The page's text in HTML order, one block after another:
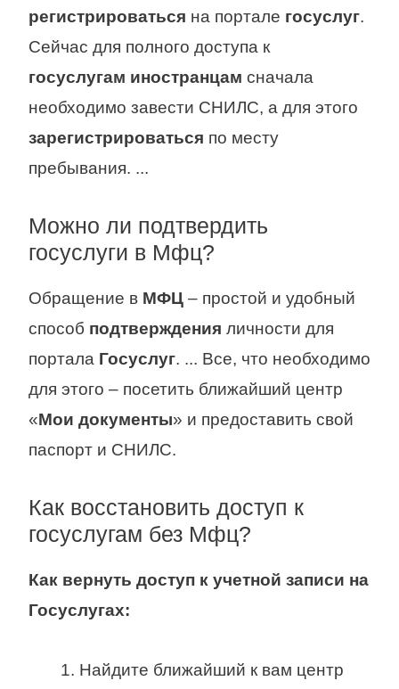
регистрироваться на портале госуслуг.
Сейчас для полного доступа к
госуслугам иностранцам сначала
необходимо завести СНИЛС, а для этого
зарегистрироваться по месту
пребывания. ...
Можно ли подтвердить
госуслуги в Мфц?
Обращение в МФЦ – простой и удобный
способ подтверждения личности для
портала Госуслуг. ... Все, что необходимо
для этого – посетить ближайший центр
«Мои документы» и предоставить свой
паспорт и СНИЛС.
Как восстановить доступ к
госуслугам без Мфц?
Как вернуть доступ к учетной записи на
Госуслугах:
Найдите ближайший к вам центр